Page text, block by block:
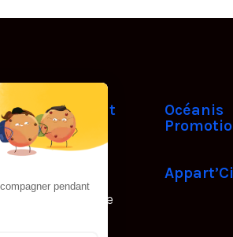
Pôle étudiant
et coliving
Les marques
Notre patrimoine
Océanis